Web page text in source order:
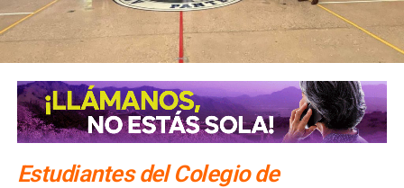
Estudiantes del Colegio de